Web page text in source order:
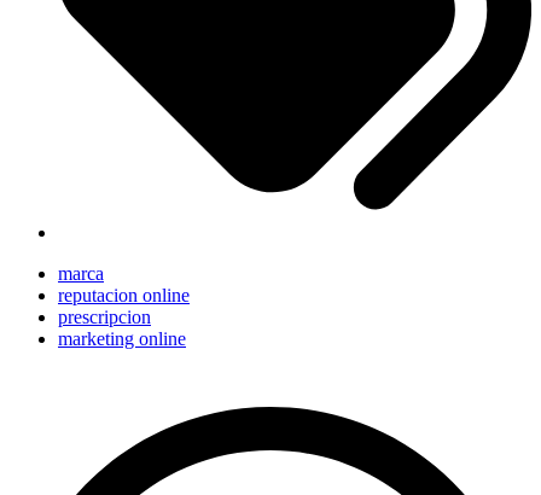
marca
reputacion online
prescripcion
marketing online